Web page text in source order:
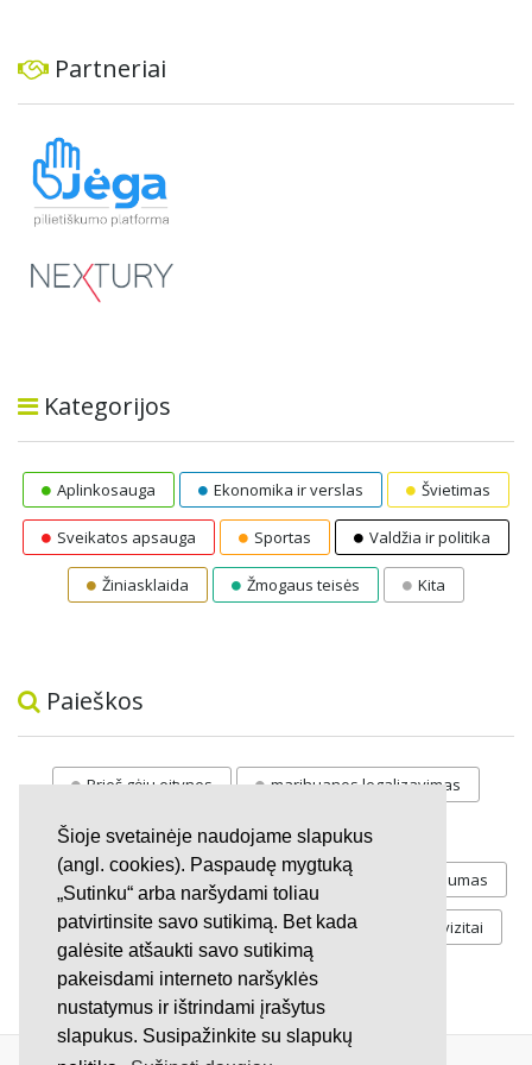
Šioje svetainėje naudojame slapukus
(angl. cookies). Paspaudę mygtuką
„Sutinku“ arba naršydami toliau
patvirtinsite savo sutikimą. Bet kada
galėsite atšaukti savo sutikimą
pakeisdami interneto naršyklės
nustatymus ir ištrindami įrašytus
slapukus. Susipažinkite su slapukų
Partneriai
Kategorijos
Aplinkosauga Ekonomika ir verslas Švietimas
Sveikatos apsauga Sportas Valdžia ir politika
Žiniasklaida Žmogaus teisės Kita
Paieškos
Prieš gėju eitynes marihuanos legalizavimas
STOP vaiku atemimas
Pilnos moksleivių vasaros atostogos referendumas
Keliu jaunystės Valandos Rekvizitai
Investicijos